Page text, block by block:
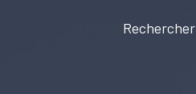
Rechercher